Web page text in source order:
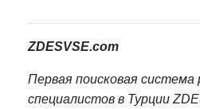
ZDESVSE.com
Первая поисковая система
специалистов в Турции